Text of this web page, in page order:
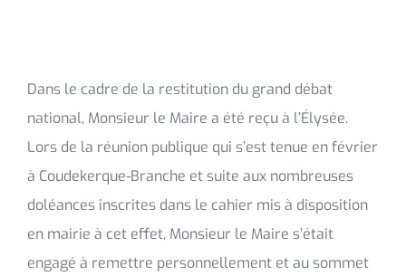
Dans le cadre de la restitution du grand débat
national, Monsieur le Maire a été reçu à l’Élysée.
Lors de la réunion publique qui s’est tenue en février
à Coudekerque-Branche et suite aux nombreuses
doléances inscrites dans le cahier mis à disposition
en mairie à cet effet, Monsieur le Maire s’était
engagé à remettre personnellement et au sommet